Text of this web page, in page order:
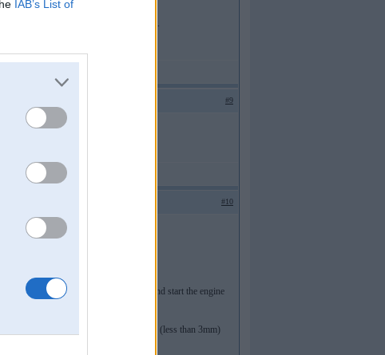
IAB’s List of
PM. DE?!GN - the problem comes first.
#9
#10
for about 30 sec. turn off the ignition and start the engine
will lit up when you’re way below spec (less than 3mm)